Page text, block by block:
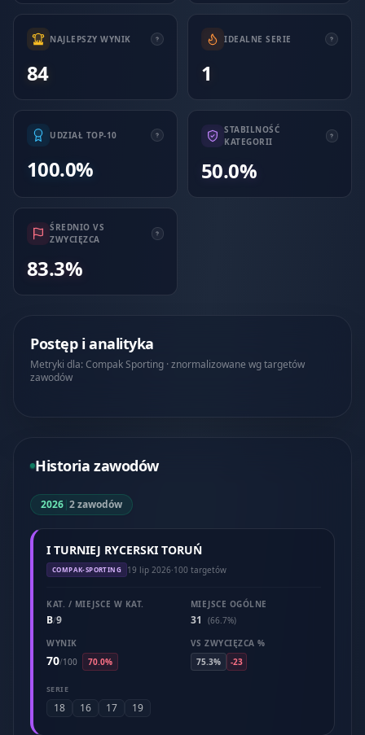
NAJLEPSZY WYNIK
84
IDEALNE SERIE
1
UDZIAŁ TOP-10
100.0%
STABILNOŚĆ
KATEGORII
50.0%
ŚREDNIO VS
ZWYCIĘZCA
83.3%
Postęp i analityka
Metryki dla: Compak Sporting · znormalizowane wg targetów
zawodów
Historia zawodów
2026|2 zawodów
I TURNIEJ RYCERSKI TORUŃ
COMPAK-SPORTING 19 lip 2026·100 targetów
KAT. / MIEJSCE W KAT.
B/9
MIEJSCE OGÓLNE
31
(66.7%)
WYNIK
70/100 70.0%
VS ZWYCIĘZCA %
75.3%
-23
SERIE
18 16 17 19